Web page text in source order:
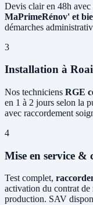
Devis clair en 48h
MaPrimeRénov' et
démarches
3
Installation à
Nos techniciens RGE
en 1 à 2 jours selon la
avec raccordement
4
Mise en service &
Test complet,
activation du contrat
production. SAV